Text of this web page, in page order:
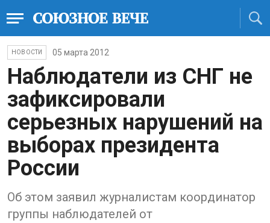
НОВОСТИ 05 марта 2012
Наблюдатели из СНГ не
зафиксировали
серьезных нарушений на
выборах президента
России
Об этом заявил журналистам координатор
группы наблюдателей от